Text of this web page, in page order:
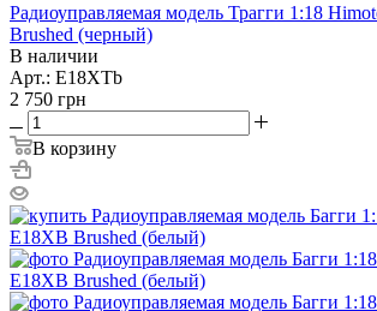
Радиоуправляемая модель Трагги 1:18
Brushed (черный)
В наличии
Арт.: E18XTb
2 750 грн
В корзину